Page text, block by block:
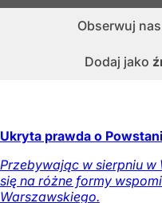
Obserwuj nas
Dodaj jako
Ukryta prawda o
Przebywając w sierpniu w
się na różne formy
Warszawskiego.